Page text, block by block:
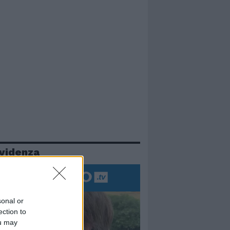
or
to
may